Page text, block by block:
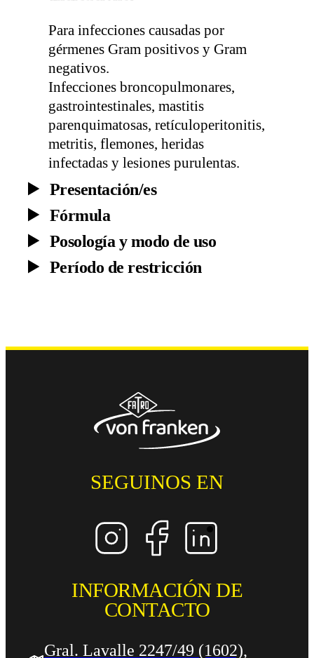
Para infecciones causadas por
gérmenes Gram positivos y Gram
negativos.
Infecciones broncopulmonares,
gastrointestinales, mastitis
parenquimatosas, retículoperitonitis,
metritis, flemones, heridas
infectadas y lesiones purulentas.
Presentación/es
Fórmula
Posología y modo de uso
Período de restricción
SEGUINOS EN
INFORMACIÓN DE
CONTACTO
Gral. Lavalle 2247/49 (1602),